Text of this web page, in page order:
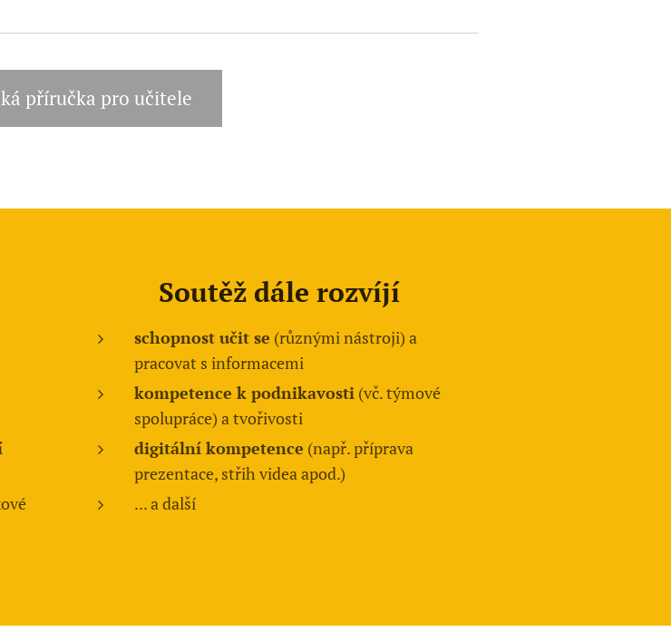
příručka pro učitele
Soutěž dále rozvíjí
schopnost učit se (různými nástroji) a
pracovat s informacemi
kompetence k podnikavosti (vč. týmové
spolupráce) a tvořivosti
digitální kompetence (např. příprava
prezentace, střih videa apod.)
... a další